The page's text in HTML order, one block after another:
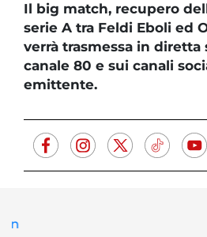
Il big match, recupero
serie A tra Feldi Eboli ed
verrà trasmessa in diretta
canale 80 e sui canali
emittente.